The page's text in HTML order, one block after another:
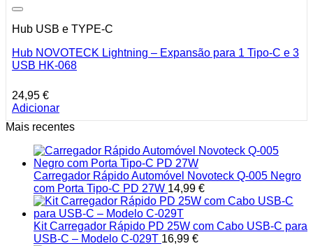
Hub USB e TYPE-C
Hub NOVOTECK Lightning – Expansão para 1 Tipo-C e 3
USB HK-068
24,95 €
Adicionar
Mais recentes
Carregador Rápido Automóvel Novoteck Q-005 Negro
com Porta Tipo-C PD 27W 14,99 €
Kit Carregador Rápido PD 25W com Cabo USB-C para
USB-C – Modelo C-029T 16,99 €